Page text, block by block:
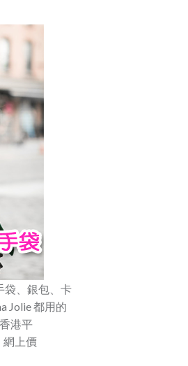
袋、銀包、卡
Jolie 都用的
港平
網上價